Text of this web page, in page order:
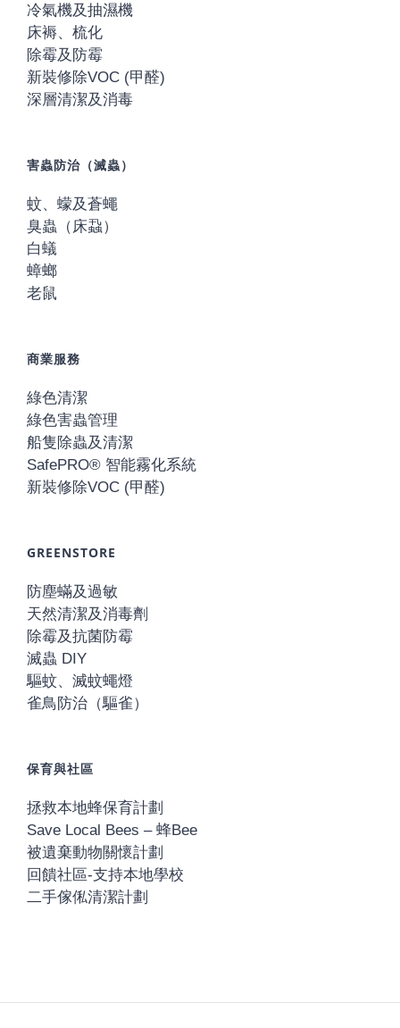
冷氣機及抽濕機
床褥、梳化
除霉及防霉
新裝修除VOC (甲醛)
深層清潔及消毒
害蟲防治（滅蟲）
蚊、蠓及蒼蠅
臭蟲（床蝨）
白蟻
蟑螂
老鼠
商業服務
綠色清潔
綠色害蟲管理
船隻除蟲及清潔
SafePRO® 智能霧化系統
新裝修除VOC (甲醛)
GREENSTORE
防塵蟎及過敏
天然清潔及消毒劑
除霉及抗菌防霉
滅蟲 DIY
驅蚊、滅蚊蠅燈
雀鳥防治（驅雀）
保育與社區
拯救本地蜂保育計劃
Save Local Bees – 蜂Bee
被遺棄動物關懷計劃
回饋社區-支持本地學校
二手傢俬清潔計劃